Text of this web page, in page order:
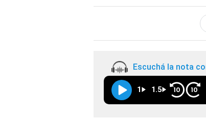
Escuchá la nota
1 1.5 10 10